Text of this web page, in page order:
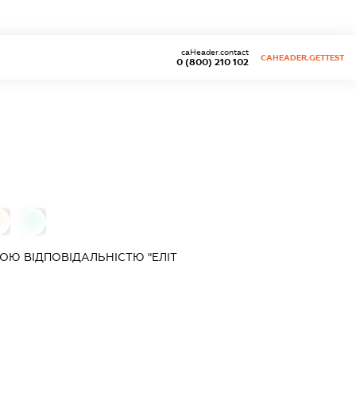
0 (800) 210 102
caHeader.contact
CAHEADER.GETTEST
ВІДПОВІДАЛЬНІСТЮ "ЕЛІТ